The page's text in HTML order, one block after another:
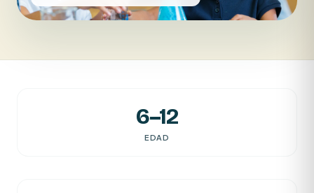
6–12
EDAD